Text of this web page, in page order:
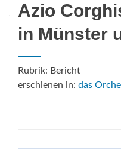
Azio
in Münster
Rubrik: Bericht
erschienen in: das